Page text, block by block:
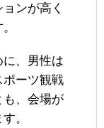
ンが高く
、男性は
ポーツ観戦
も、会場が
。